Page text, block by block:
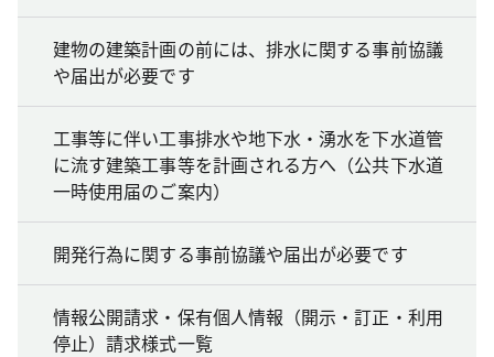
建物の建築計画の前には、排水に関する事前協議
や届出が必要です
工事等に伴い工事排水や地下水・湧水を下水道管
に流す建築工事等を計画される方へ（公共下水道
一時使用届のご案内）
開発行為に関する事前協議や届出が必要です
情報公開請求・保有個人情報（開示・訂正・利用
停止）請求様式一覧